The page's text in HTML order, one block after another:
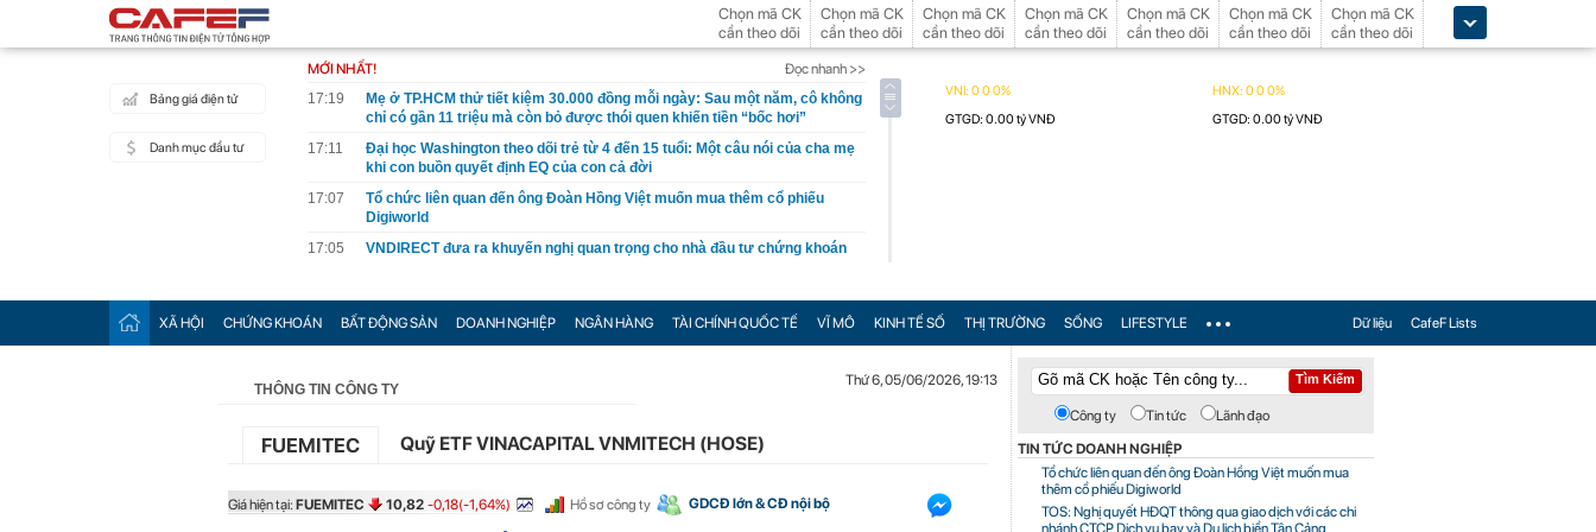
Chọn mã CK
cần theo dõi
Chọn mã CK
cần theo dõi
Chọn mã CK
cần theo dõi
Chọn mã CK
cần theo dõi
Chọn mã CK
cần theo dõi
Chọn mã CK
cần theo dõi
Chọn mã CK
cần theo dõi
Bảng giá điện tử
Danh mục đầu tư
MỚI NHẤT!
Đọc nhanh >>
17:19
Mẹ ở TP.HCM thử tiết kiệm 30.000 đồng mỗi ngày: Sau một năm, cô không
chỉ có gần 11 triệu mà còn bỏ được thói quen khiến tiền “bốc hơi”
17:11
Đại học Washington theo dõi trẻ từ 4 đến 15 tuổi: Một câu nói của cha mẹ
khi con buồn quyết định EQ của con cả đời
17:07
Tổ chức liên quan đến ông Đoàn Hồng Việt muốn mua thêm cổ phiếu
Digiworld
17:05
VNDIRECT đưa ra khuyến nghị quan trọng cho nhà đầu tư chứng khoán
ký vào nhóm 500 doanh nghiệp lớn nhất thế giới
17:03
Lịch chốt quyền cổ tức tuần 10-14/8: Một ngân hàng lớn "lăn chốt", cổ tức
tiền mặt cao nhất 100%
17:02
"Sự thật" về đại gia tâm linh Xuân Trường
Khoan sâu 4.700 mét xuống đáy biển, phát hiện mỏ dầu khí trữ lượng 500
triệu m3 ngoài khơi Việt Nam
XÃ HỘI CHỨNG KHOÁN BẤT ĐỘNG SẢN DOANH NGHIỆP NGÂN HÀNG TÀI CHÍNH QUỐC TẾ VĨ MÔ KINH TẾ SỐ THỊ TRƯỜNG SỐNG LIFESTYLE CafeF Lists
Dữ liệu
THÔNG TIN CÔNG TY
Thứ 6, 05/06/2026, 19:13
FUEMITEC Quỹ ETF VINACAPITAL VNMITECH (HOSE)
Giá hiện tại: FUEMITEC 10,82 -0,18(-1,64%) Hồ sơ công ty GDCĐ lớn & CĐ nội bộ
Công ty Tin tức
Lãnh đạo
TIN TỨC DOANH NGHIỆP
Tổ chức liên quan đến ông Đoàn Hồng Việt muốn mua
thêm cổ phiếu Digiworld
TOS: Nghị quyết HĐQT thông qua giao dịch với các chi
nhánh CTCP Dịch vụ bay và Du lịch biển Tân Cảng